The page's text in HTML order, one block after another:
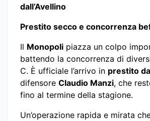
dall’Avellino
Prestito secco e concorrenza
Il Monopoli piazza un colpo
battendo la concorrenza di
C. È ufficiale l’arrivo in prestito
difensore Claudio Manzi, che
fino al termine della stagione.
Un’operazione rapida e mirata